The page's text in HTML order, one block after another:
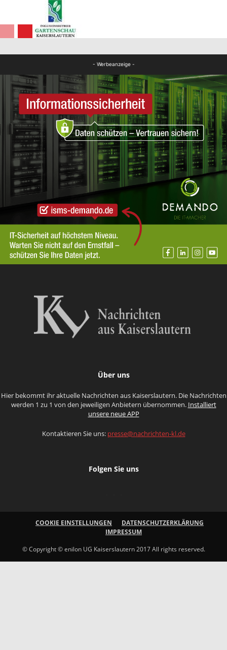
- Werbeanzeige -
Über uns
Hier bekommt ihr aktuelle Nachrichten aus Kaiserslautern. Die Nachrichten
werden 1 zu 1 von den jeweiligen Anbietern übernommen. Installiert
unsere neue APP
Kontaktieren Sie uns: presse@nachrichten-kl.de
Folgen Sie uns
COOKIE EINSTELLUNGEN
DATENSCHUTZERKLÄRUNG
IMPRESSUM
© Copyright © enilon UG Kaiserslautern 2017 All rights reserved.